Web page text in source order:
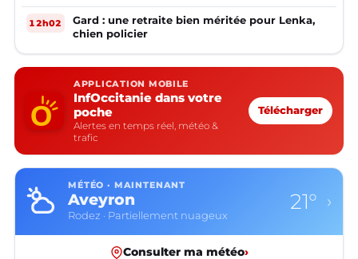
12h02
Gard : une retraite bien méritée pour Lenka,
chien policier
APPLICATION MOBILE
InfOccitanie dans votre
poche
Alertes en temps réel, météo &
trafic
Télécharger
MÉTÉO · MAINTENANT
Aveyron
Rodez · Partiellement nuageux
21° ›
Consulter ma météo›